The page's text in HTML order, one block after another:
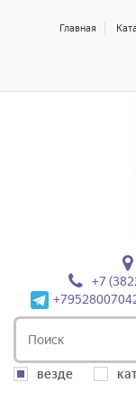
Главная
+7
везде